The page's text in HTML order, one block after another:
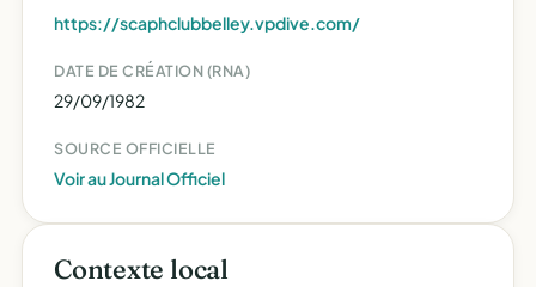
https://scaphclubbelley.vpdive.com/
DATE DE CRÉATION (RNA)
29/09/1982
SOURCE OFFICIELLE
Voir au Journal Officiel
Contexte local